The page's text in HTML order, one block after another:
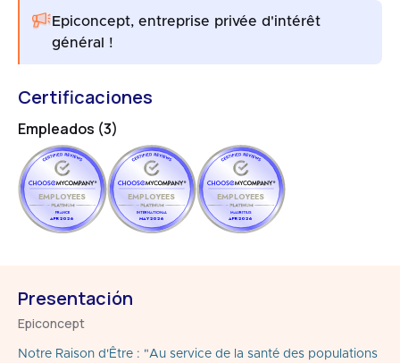
Epiconcept, entreprise privée d'intérêt
général !
Certificaciones
Empleados (3)
EMPLOYEES
FRANCE
APR 2026
EMPLOYEES
INTERNATIONAL
MAY 2026
EMPLOYEES
MAURITIUS
APR 2026
Presentación
Epiconcept
Notre Raison d'Être : "Au service de la santé des populations